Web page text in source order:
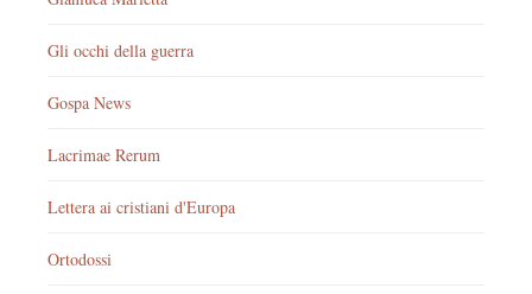
Gli occhi della guerra
Gospa News
Lacrimae Rerum
Lettera ai cristiani d'Europa
Ortodossi